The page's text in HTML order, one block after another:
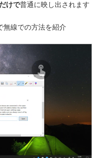
けで普通に映し出されます
無線での方法を紹介